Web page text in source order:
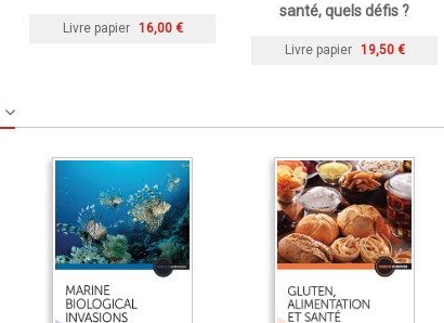
Livre papier 16,00 €
santé, quels défis ?
Livre papier 19,50 €